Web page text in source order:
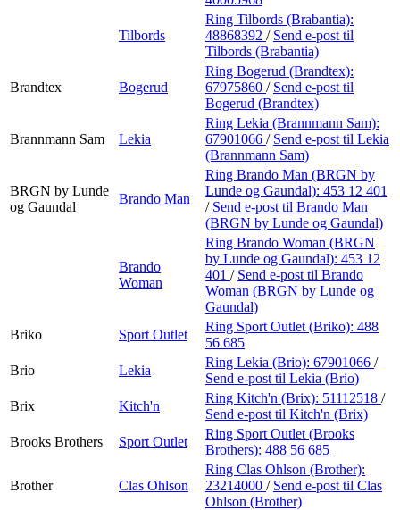
Tilbords
Ring Tilbords (Brabantia):
48868392 / Send e-post til
Tilbords (Brabantia)
Brandtex Bogerud
Ring Bogerud (Brandtex):
67975860 / Send e-post til
Bogerud (Brandtex)
Brannmann Sam Lekia
Ring Lekia (Brannmann Sam):
67901066 / Send e-post til Lekia
(Brannmann Sam)
BRGN by Lunde
og Gaundal
Brando Man
Ring Brando Man (BRGN by
Lunde og Gaundal): 453 12 401
/ Send e-post til Brando Man
(BRGN by Lunde og Gaundal)
Brando
Woman
Ring Brando Woman (BRGN
by Lunde og Gaundal): 453 12
401 / Send e-post til Brando
Woman (BRGN by Lunde og
Gaundal)
Briko
Sport Outlet
Ring Sport Outlet (Briko): 488
56 685
Brio
Lekia
Ring Lekia (Brio): 67901066 /
Send e-post til Lekia (Brio)
Brix
Kitch'n
Ring Kitch'n (Brix): 51112518 /
Send e-post til Kitch'n (Brix)
Brooks Brothers
Sport Outlet
Ring Sport Outlet (Brooks
Brothers): 488 56 685
Brother Clas Ohlson
Ring Clas Ohlson (Brother):
23214000 / Send e-post til Clas
Ohlson (Brother)